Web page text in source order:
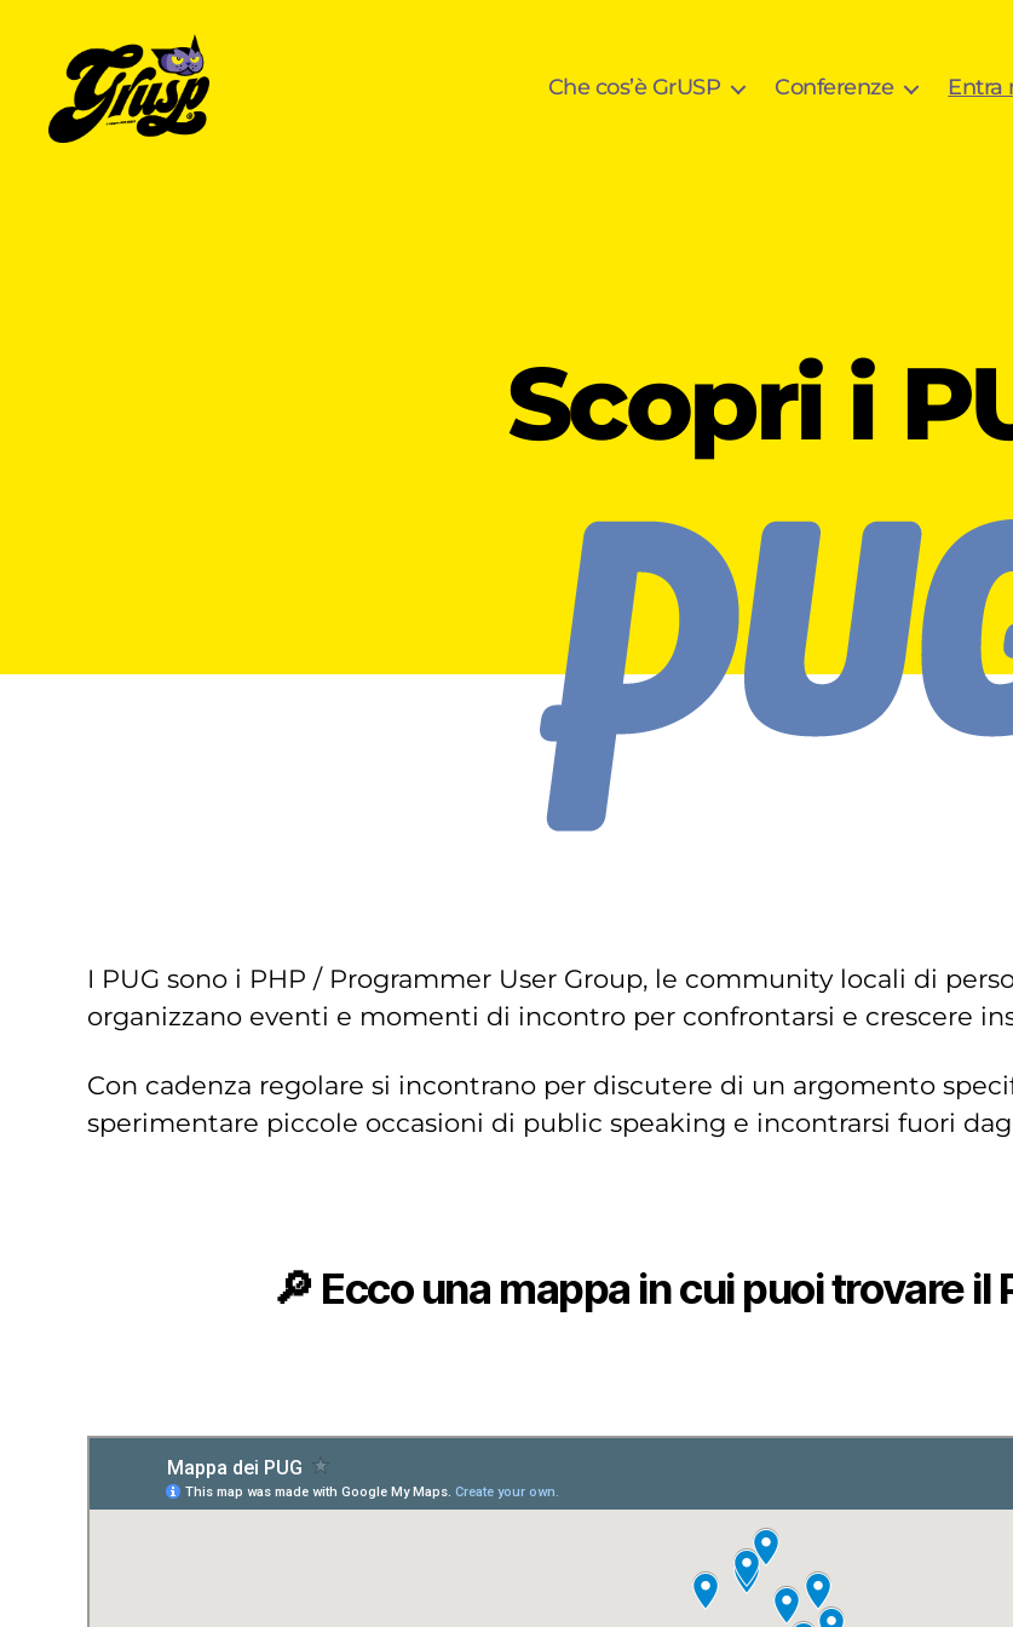
Che cos’è GrUSP Conferenze Entra
Scopri i
I PUG sono i PHP / Programmer User Group, le community locali di
organizzano eventi e momenti di incontro per confrontarsi e crescere
Con cadenza regolare si incontrano per discutere di un argomento
sperimentare piccole occasioni di public speaking e incontrarsi fuori
🔎 Ecco una mappa in cui puoi trovare il